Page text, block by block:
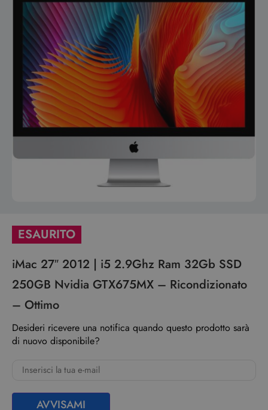
ESAURITO
iMac 27″ 2012 | i5 2.9Ghz Ram 32Gb SSD
250GB Nvidia GTX675MX – Ricondizionato
– Ottimo
Desideri ricevere una notifica quando questo prodotto sarà
di nuovo disponibile?
AVVISAMI